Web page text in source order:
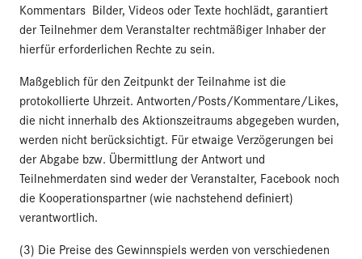
Kommentars Bilder, Videos oder Texte hochlädt, garantiert
der Teilnehmer dem Veranstalter rechtmäßiger Inhaber der
hierfür erforderlichen Rechte zu sein.
Maßgeblich für den Zeitpunkt der Teilnahme ist die
protokollierte Uhrzeit. Antworten/Posts/Kommentare/Likes,
die nicht innerhalb des Aktionszeitraums abgegeben wurden,
werden nicht berücksichtigt. Für etwaige Verzögerungen bei
der Abgabe bzw. Übermittlung der Antwort und
Teilnehmerdaten sind weder der Veranstalter, Facebook noch
die Kooperationspartner (wie nachstehend definiert)
verantwortlich.
(3) Die Preise des Gewinnspiels werden von verschiedenen